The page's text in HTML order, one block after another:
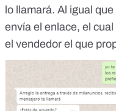
lo llamará. Al igual
envía el enlace, el
el vendedor el que